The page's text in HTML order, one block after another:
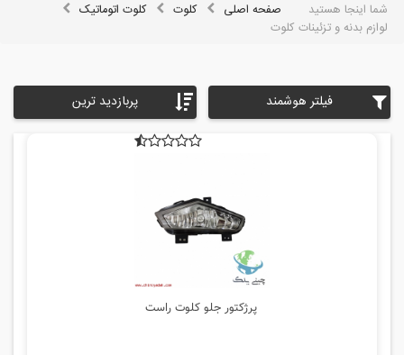
شما اینجا هستید صفحه اصلی کلوت
کلوت اتوماتیک
لوازم بدنه و تزئینات کلوت
فیلتر هوشمند پربازدید ترین
پرژکتور جلو کلوت راست